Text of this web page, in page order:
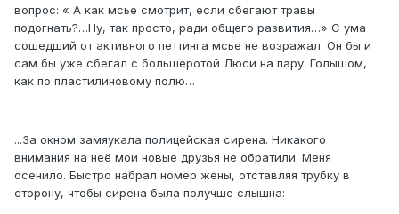
вопрос: « А как мсье смотрит, если сбегают травы
подогнать?…Ну, так просто, ради общего развития…» С ума
сошедший от активного петтинга мсье не возражал. Он бы и
сам бы уже сбегал с большеротой Люси на пару. Голышом,
как по пластилиновому полю…
...За окном замяукала полицейская сирена. Никакого
внимания на неё мои новые друзья не обратили. Меня
осенило. Быстро набрал номер жены, отставляя трубку в
сторону, чтобы сирена была получше слышна: